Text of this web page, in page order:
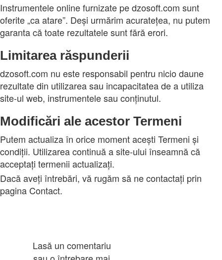
Instrumentele online furnizate pe dzosoft.com sunt
oferite „ca atare”. Deși urmărim acuratețea, nu putem
garanta că toate rezultatele sunt fără erori.
Limitarea răspunderii
dzosoft.com nu este responsabil pentru nicio daune
rezultate din utilizarea sau incapacitatea de a utiliza
site-ul web, instrumentele sau conținutul.
Modificări ale acestor Termeni
Putem actualiza în orice moment acești Termeni și
condiții. Utilizarea continuă a site-ului înseamnă că
acceptați termenii actualizați.
Dacă aveți întrebări, vă rugăm să ne contactați prin
pagina Contact.
Lasă un comentariu